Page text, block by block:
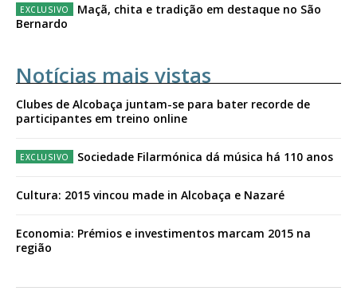
Maçã, chita e tradição em destaque no São
Bernardo
Notícias mais vistas
Clubes de Alcobaça juntam-se para bater recorde de
participantes em treino online
Sociedade Filarmónica dá música há 110 anos
Cultura: 2015 vincou made in Alcobaça e Nazaré
Economia: Prémios e investimentos marcam 2015 na
região